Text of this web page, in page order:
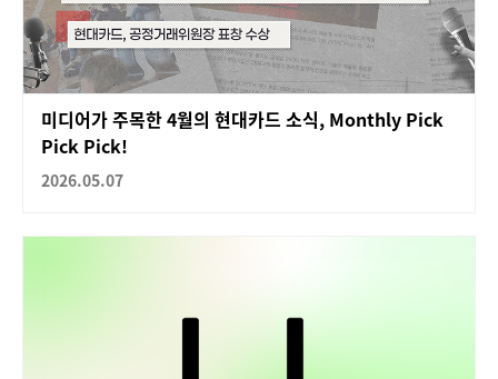
미디어가 주목한 4월의 현대카드 소식, Monthly Pick
Pick Pick!
2026.05.07